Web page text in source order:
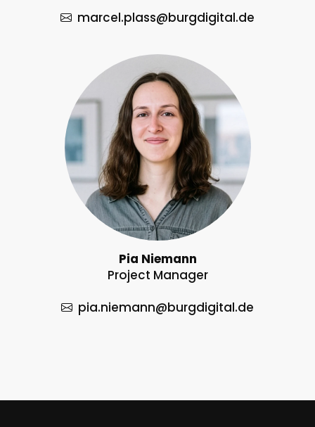
marcel.plass@burgdigital.de
Pia Niemann
Project Manager
pia.niemann@burgdigital.de